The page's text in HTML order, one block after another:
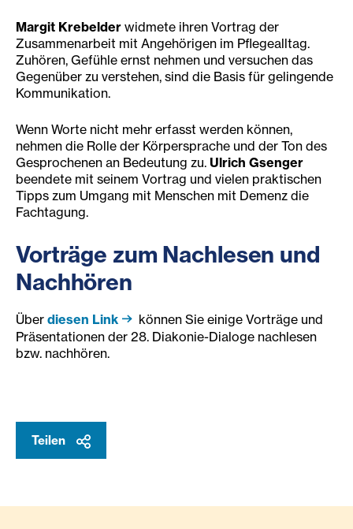
Margit Krebelder widmete ihren Vortrag der
Zusammenarbeit mit Angehörigen im Pflegealltag.
Zuhören, Gefühle ernst nehmen und versuchen das
Gegenüber zu verstehen, sind die Basis für gelingende
Kommunikation.
Wenn Worte nicht mehr erfasst werden können,
nehmen die Rolle der Körpersprache und der Ton des
Gesprochenen an Bedeutung zu. Ulrich Gsenger
beendete mit seinem Vortrag und vielen praktischen
Tipps zum Umgang mit Menschen mit Demenz die
Fachtagung.
Vorträge zum Nachlesen und
Nachhören
Über diesen Link
können Sie einige Vorträge und
Präsentationen der 28. Diakonie-Dialoge nachlesen
bzw. nachhören.
Teilen